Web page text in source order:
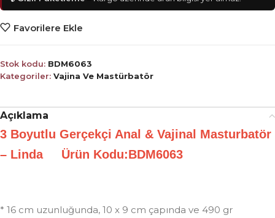
Favorilere Ekle
Stok kodu: BDM6063
Kategoriler: Vajina Ve Mastürbatör
Açıklama
3 Boyutlu Gerçekçi Anal & Vajinal Masturbatör
– Linda Ürün Kodu:BDM6063
* 16 cm uzunluğunda, 10 x 9 cm çapında ve 490 gr